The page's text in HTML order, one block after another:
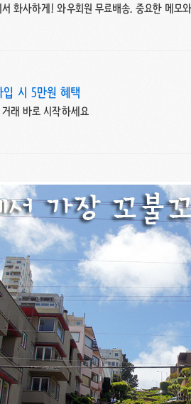
화사하게! 와우회원 무료배송. 중요한 메모
시 5만원 혜택
래 바로 시작하세요